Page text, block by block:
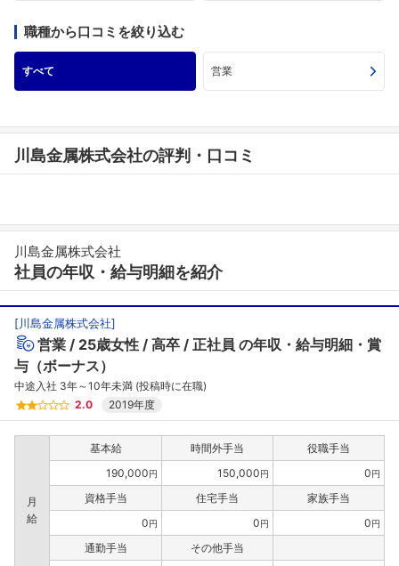
職種から口コミを絞り込む
すべて 営業
川島金属株式会社の評判・口コミ
川島金属株式会社
社員の年収・給与明細を紹介
[川島金属株式会社]
営業 25歳女性 高卒 正社員 の年収・給与明細・賞
与（ボーナス）
中途入社 3年～10年未満 (投稿時に在職)
2.0
2019年度
月
給
基本給 時間外手当
役職手当
190,000円 150,000円 0円
資格手当 住宅手当
家族手当
0円 0円 0円
通勤手当
その他手当